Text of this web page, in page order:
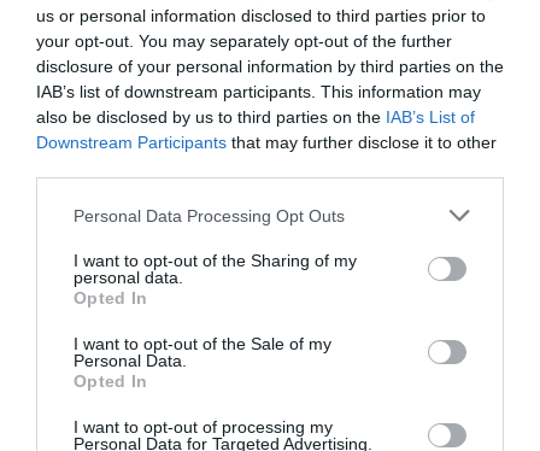
us or personal information disclosed to third parties prior to
your opt-out. You may separately opt-out of the further
disclosure of your personal information by third parties on the
IAB’s list of downstream participants. This information may
also be disclosed by us to third parties on the IAB’s List of
Downstream Participants that may further disclose it to other
Please note that this website/app uses one or more Google
not limited to your visit or usage behaviour. You may click to
grant or deny consent to Google and its third-party tags to
use your data for below specified purposes in below Google
consent section.
Personal Data Processing Opt Outs
I want to opt-out of the Sharing of my
personal data.
Opted In
I want to opt-out of the Sale of my
Personal Data.
Opted In
I want to opt-out of processing my
Personal Data for Targeted Advertising.
To “τιτίβισμα” του Μητσοτάκη για τον
Τσαπατάκη – “Ευχαριστούμε Αντώνη! Μας
κάνεις υπερήφανους!”
Τα λόγια που όλοι θέλουμε να πούμε στον